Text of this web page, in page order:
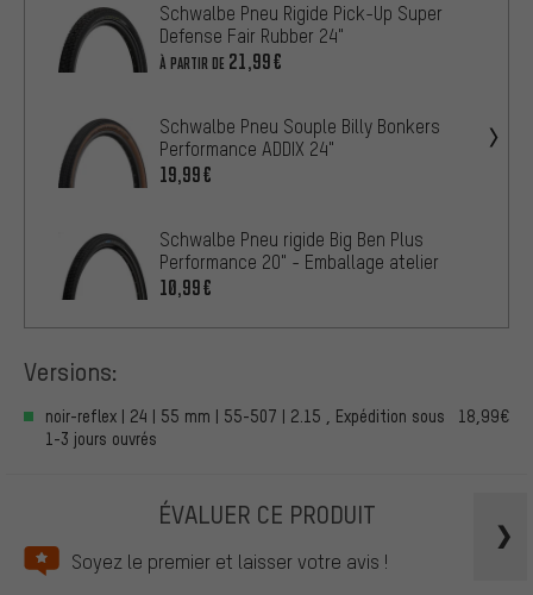
Schwalbe Pneu Rigide Pick-Up Super
Defense Fair Rubber 24"
À PARTIR DE 21,99€
Schwalbe Pneu Souple Billy Bonkers
Performance ADDIX 24"
19,99€
Schwalbe Pneu rigide Big Ben Plus
Performance 20" - Emballage atelier
10,99€
Versions:
noir-reflex | 24 | 55 mm | 55-507 | 2.15 , Expédition sous
1-3 jours ouvrés
18,99€
ÉVALUER CE PRODUIT
Soyez le premier et laisser votre avis !